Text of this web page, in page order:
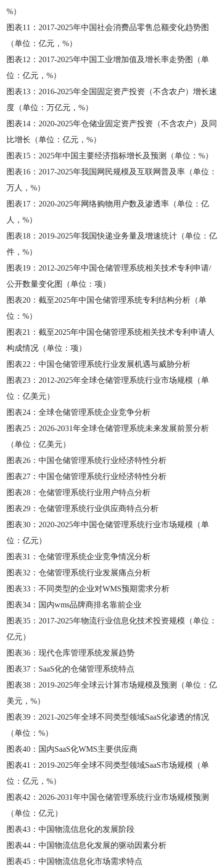
%）
图表11： 2017-2025年中国社会消费品零售总额变化趋势图
（单位：亿元，%）
图表12： 2017-2025年中国工业增加值及增长率走势图（单
位：亿元，%）
图表13： 2016-2025年全国固定资产投资（不含农户）增长速
度（单位：万亿元，%）
图表14： 2020-2025年仓储业固定资产投资（不含农户）及同
比增长（单位：亿元，%）
图表15： 2025年中国主要经济指标增长及预测（单位：%）
图表16： 2017-2025年我国网民规模及互联网普及率（单位：
万人，%）
图表17： 2020-2025年网络购物用户数及渗透率（单位：亿
人，%）
图表18： 2019-2025年我国快递业务量及增速统计（单位：亿
件，%）
图表19： 2012-2025年中国仓储管理系统相关技术专利申请/
公开数量变化图（单位：项）
图表20：截至2025年中国仓储管理系统专利结构分析（单
位：%）
图表21：截至2025年中国仓储管理系统相关技术专利申请人
构成情况（单位：项）
图表22：中国仓储管理系统行业发展机遇与威胁分析
图表23： 2012-2025年全球仓储管理系统行业市场规模（单
位：亿美元）
图表24：全球仓储管理系统企业竞争分析
图表25： 2026-2031年全球仓储管理系统未来发展前景分析
（单位：亿美元）
图表26：中国仓储管理系统行业经济特性分析
图表27：中国仓储管理系统行业经济特性分析
图表28：仓储管理系统行业用户特点分析
图表29：仓储管理系统行业供应商特点分析
图表30： 2020-2025年中国仓储管理系统行业市场规模（单
位：亿元）
图表31：仓储管理系统企业竞争情况分析
图表32：仓储管理系统行业发展痛点分析
图表33：不同类型的企业对WMS预期需求分析
图表34： 国内wms品牌商排名靠前企业
图表35： 2017-2025年物流行业信息化技术投资规模（单位：
亿元）
图表36：现代仓库管理系统发展趋势
图表37： SaaS化的仓储管理系统特点
图表38： 2019-2025年全球云计算市场规模及预测（单位：亿
美元，%）
图表39： 2021-2025年全球不同类型领域SaaS化渗透的情况
（单位：%）
图表40： 国内SaaS化WMS主要供应商
图表41： 2019-2025年全球不同类型领域SaaS市场规模（单
位：亿元，%）
图表42： 2026-2031年中国仓储管理系统行业市场规模预测
（单位：亿元）
图表43：中国物流信息化的发展阶段
图表44：中国物流信息化发展的驱动因素分析
图表45：中国物流信息化市场需求特点